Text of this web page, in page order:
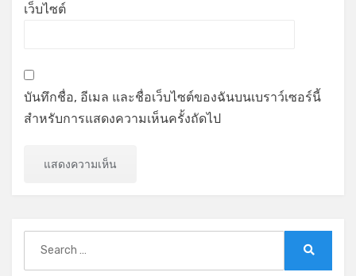
เว็บไซต์
บันทึกชื่อ, อีเมล และชื่อเว็บไซต์ของฉันบนเบราว์เซอร์นี้
สำหรับการแสดงความเห็นครั้งถัดไป
for: